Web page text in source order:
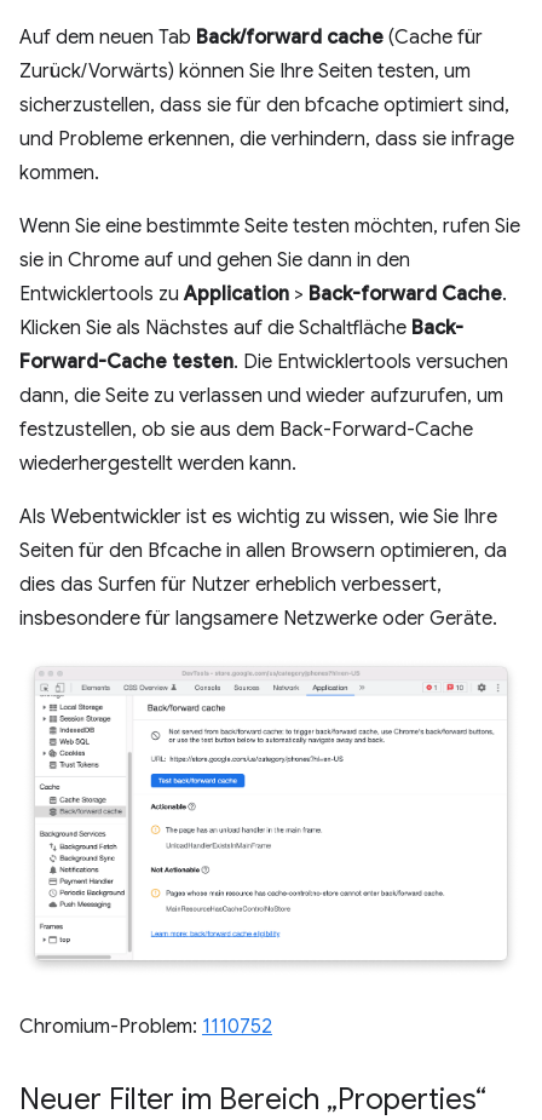
Auf dem neuen Tab Back/forward cache (Cache für
Zurück/Vorwärts) können Sie Ihre Seiten testen, um
sicherzustellen, dass sie für den bfcache optimiert sind,
und Probleme erkennen, die verhindern, dass sie infrage
kommen.
Wenn Sie eine bestimmte Seite testen möchten, rufen Sie
sie in Chrome auf und gehen Sie dann in den
Entwicklertools zuApplication > Back-forward Cache.
Klicken Sie als Nächstes auf die Schaltfläche Back-
Forward-Cache testen. Die Entwicklertools versuchen
dann, die Seite zu verlassen und wieder aufzurufen, um
festzustellen, ob sie aus dem Back-Forward-Cache
wiederhergestellt werden kann.
Als Webentwickler ist es wichtig zu wissen, wie Sie Ihre
Seiten für den Bfcache in allen Browsern optimieren, da
dies das Surfen für Nutzer erheblich verbessert,
insbesondere für langsamere Netzwerke oder Geräte.
Chromium-Problem: 1110752
Neuer Filter im Bereich „Properties“